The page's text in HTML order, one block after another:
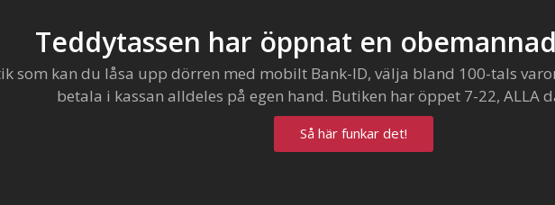
Teddytassen har öppnat en
som kan du låsa upp dörren med mobilt Bank-ID, välja bland 100-tals
betala i kassan alldeles på egen hand. Butiken har öppet 7-22, ALLA
Så här funkar det!